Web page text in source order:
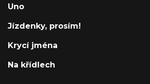
Uno
Jízdenky, prosím!
Krycí jména
Na křídlech